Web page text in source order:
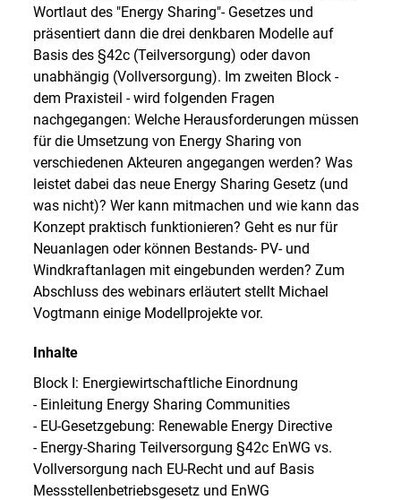
Wortlaut des "Energy Sharing"- Gesetzes und
präsentiert dann die drei denkbaren Modelle auf
Basis des §42c (Teilversorgung) oder davon
unabhängig (Vollversorgung). Im zweiten Block -
dem Praxisteil - wird folgenden Fragen
nachgegangen: Welche Herausforderungen müssen
für die Umsetzung von Energy Sharing von
verschiedenen Akteuren angegangen werden? Was
leistet dabei das neue Energy Sharing Gesetz (und
was nicht)? Wer kann mitmachen und wie kann das
Konzept praktisch funktionieren? Geht es nur für
Neuanlagen oder können Bestands- PV- und
Windkraftanlagen mit eingebunden werden? Zum
Abschluss des webinars erläutert stellt Michael
Vogtmann einige Modellprojekte vor.
Inhalte
Block I: Energiewirtschaftliche Einordnung
- Einleitung Energy Sharing Communities
- EU-Gesetzgebung: Renewable Energy Directive
- Energy-Sharing Teilversorgung §42c EnWG vs.
Vollversorgung nach EU-Recht und auf Basis
Messstellenbetriebsgesetz und EnWG